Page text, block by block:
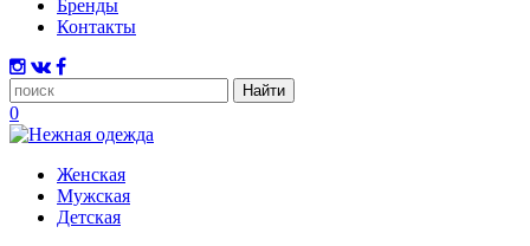
Бренды
Контакты
0
Женская
Мужская
Детская